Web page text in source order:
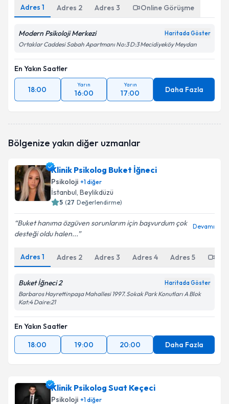
Adres 1 Adres 2 Adres 3 Online Görüşme
Modern Psikoloji Merkezi Haritada Göster
Ortaklar Caddesi Sabah Apartmanı No:3 D:3 Mecidiyeköy Meydan
En Yakın Saatler
18:00
Yarın
16:00
Yarın
17:00 Daha Fazla
Bölgenize yakın diğer uzmanlar
Klinik Psikolog Buket İğneci
Psikoloji +1diğer
İstanbul, Beylikdüzü
5 (27 Değerlendirme)
Buket hanıma özgüven sorunlarım için başvurdum çok
desteği oldu halen...
Devamı
Adres 1 Adres 2 Adres 3 Adres 4 Adres 5
Buket İğneci 2 Haritada Göster
Barbaros Hayrettinpaşa Mahallesi 1997. Sokak Park Konutları A Blok
Kat:4 Daire:21
En Yakın Saatler
18:00
19:00 20:00 Daha Fazla
Klinik Psikolog Suat Keçeci
Psikoloji +1diğer